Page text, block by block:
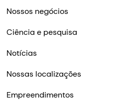
Nossos negócios
Ciência e pesquisa
Notícias
Nossas localizações
Empreendimentos